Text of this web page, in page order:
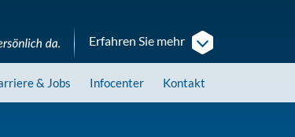
Erfahren Sie mehr
& Jobs Infocenter Kontakt